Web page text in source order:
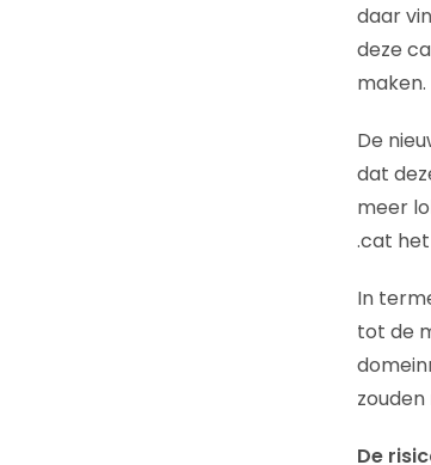
daar
deze
maken.
De
dat
meer
.cat
In
tot de
De